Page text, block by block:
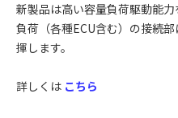
新製品は高い容量負荷駆動能
負荷（各種ECU含む）の接続
揮します。
詳しくは こちら